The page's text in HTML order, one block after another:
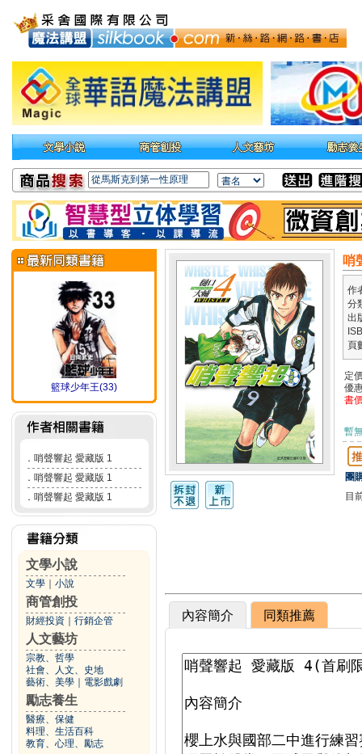
籃球少年王(33)
． 哨聲響起 愛藏版 1
． 哨聲響起 愛藏版 1
． 哨聲響起 愛藏版 1
文學小說
文學 小說
商管創投
財經投資 行銷企管
人文藝坊
宗教、哲學
社會、人文、史地
藝術、美學
電影戲劇
勵志養生
醫療、保健
料理、生活百科
教育、心理、勵志
哨
作
分
出
頁
定
優
書
暫
團
目
內容簡介 同類推薦